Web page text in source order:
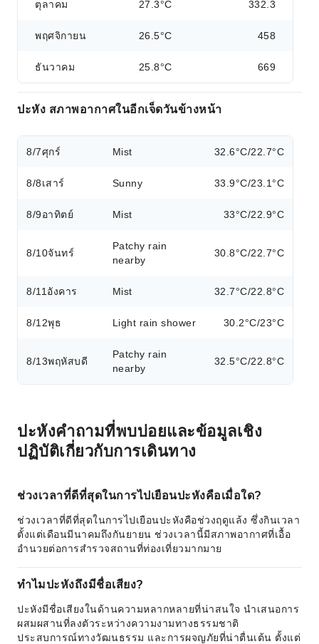
ตุลาคม 27.3°C 332.3
พฤศจิกายน 26.5°C 458
ธันวาคม 25.8°C 669
ปะหัง สภาพอากาศในอีกเจ็ดวันข้างหน้า
8/7ศุกร์ Mist 32.6°C/22.7°C
8/8เสาร์ Sunny 33.9°C/23.1°C
8/9อาทิตย์ Mist 33°C/22.9°C
8/10จันทร์
Patchy rain
nearby
30.8°C/22.7°C
8/11 อังคาร Mist 32.7°C/22.8°C
8/12พุธ Light rain shower 30.2°C/23°C
8/13พฤหัสบดี
Patchy rain
nearby
32.5°C/22.8°C
ปะหังคำถามที่พบบ่อยและข้อมูลเชิง
ปฏิบัติเกี่ยวกับการเดินทาง
ช่วงเวลาที่ดีที่สุดในการไปเยือนปะหังคือเมื่อใด?
ช่วงเวลาที่ดีที่สุดในการไปเยือนปะหังคือช่วงฤดูแล้ง ซึ่งกินเวลา
ตั้งแต่เดือนมีนาคมถึงกันยายน ช่วงเวลานี้มีสภาพอากาศที่เอื้อ
อำนวยต่อการสำรวจสถานที่ท่องเที่ยวมากมาย
ทำไมปะหังถึงมีชื่อเสียง?
ปะหังมีชื่อเสียงในด้านความหลากหลายที่น่าสนใจ นำเสนอการ
ผสมผสานที่ลงตัวระหว่างความงามทางธรรมชาติ
ประสบการณ์ทางวัฒนธรรม และการผจญภัยที่น่าตื่นเต้น ตั้งแต่